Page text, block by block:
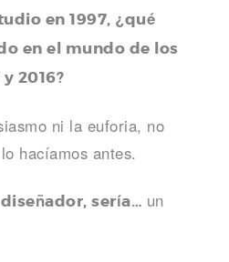
en 1997, ¿qué
en el mundo de los
2016?
ni la euforia, no
hacíamos antes.
sería… un